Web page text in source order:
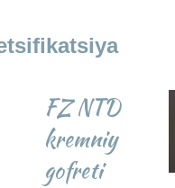
FZ NTD
kremniy
gofreti